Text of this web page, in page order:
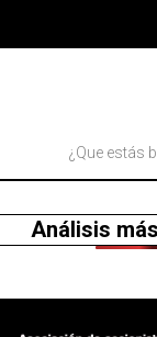
Análisis